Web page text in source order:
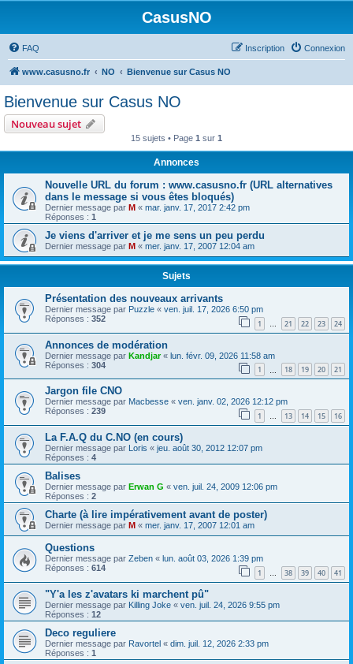
CasusNO
FAQ Connexion
Inscription
www.casusno.fr NO Bienvenue sur Casus NO
Bienvenue sur Casus NO
Nouveau sujet
15 sujets • Page 1 sur 1
Annonces
Nouvelle URL du forum : www.casusno.fr (URL alternatives
dans le message si vous êtes bloqués)
Dernier message par M « mar. janv. 17, 2017 2:42 pm
Réponses : 1
Je viens d'arriver et je me sens un peu perdu
Dernier message par M « mer. janv. 17, 2007 12:04 am
Sujets
Présentation des nouveaux arrivants
Dernier message par Puzzle « ven. juil. 17, 2026 6:50 pm
Réponses : 352 1 … 21 22 23 24
Annonces de modération
Dernier message par Kandjar« lun. févr. 09, 2026 11:58 am
Réponses : 304 1 18 19 20 21
Jargon file CNO
Dernier message par Macbesse « ven. janv. 02, 2026 12:12 pm
Réponses : 239 1 … 13 14 15 16
La F.A.Q du C.NO (en cours)
Dernier message par Loris « jeu. août 30, 2012 12:07 pm
Réponses : 4
Balises
Dernier message par Erwan G « ven. juil. 24, 2009 12:06 pm
Réponses : 2
Charte (à lire impérativement avant de poster)
Dernier message par M « mer. janv. 17, 2007 12:01 am
Questions
Dernier message par Zeben « lun. août 03, 2026 1:39 pm
Réponses : 614 1 … 38 39 40 41
"Y'a les z'avatars ki marchent pû"
Dernier message par Killing Joke « ven. juil. 24, 2026 9:55 pm
Réponses : 12
Deco reguliere
Dernier message par Ravortel « dim. juil. 12, 2026 2:33 pm
Réponses : 1